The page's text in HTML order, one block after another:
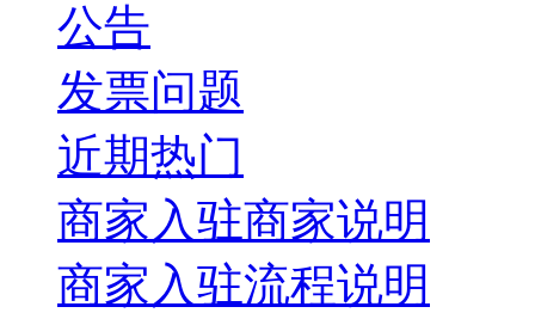
公告
发票问题
近期热门
商家入驻商家说明
商家入驻流程说明